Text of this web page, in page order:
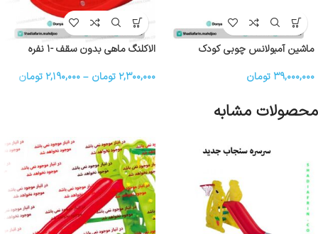
ماشین آمبولانس چوبی کودک
۳۹,۰۰۰,۰۰۰ تومان
الاکلنگ ماهی بدون سقف -۱ نفره
۲,۳۰۰,۰۰۰ تومان –۲,۱۹۰,۰۰۰ تومان
محصولات مشابه